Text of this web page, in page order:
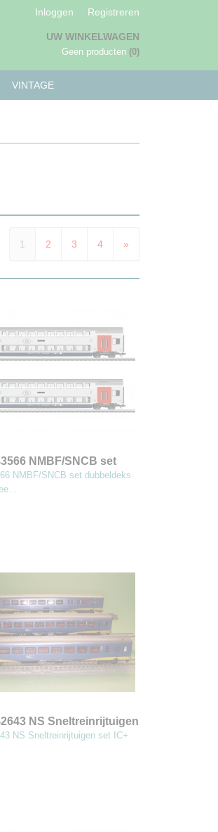
Inloggen Registreren
UW WINKELWAGEN
Geen producten (0)
VINTAGE
1 2 3 4 »
NMBF/SNCB set
rijtuigen
NMBF/SNCB set dubbeldeks
NS Sneltreinrijtuigen
NS Sneltreinrijtuigen set IC+